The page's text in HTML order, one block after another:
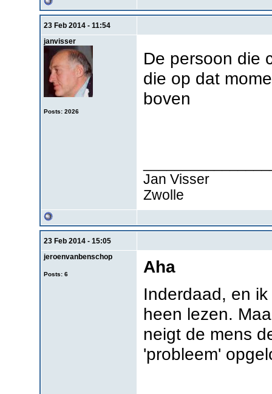
23 Feb 2014 - 11:54
janvisser
Posts: 2026
De persoon die
die op dat
boven
Jan Visser
Zwolle
23 Feb 2014 - 15:05
jeroenvanbenschop
Posts: 6
Aha
Inderdaad, en
heen lezen.
neigt de mens
'probleem'